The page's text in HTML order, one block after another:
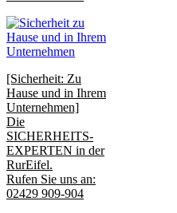
[Sicherheit: Zu
Hause und in Ihrem
Unternehmen]
Die
SICHERHEITS-
EXPERTEN in der
RurEifel.
Rufen Sie uns an:
02429 909-904